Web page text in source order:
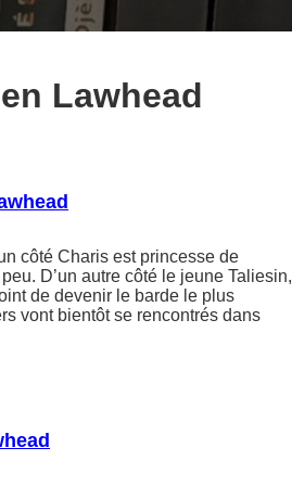
Lawhead
côté Charis est princesse de
D’un autre côté le jeune Taliesin,
de devenir le barde le plus
vont bientôt se rencontrés dans